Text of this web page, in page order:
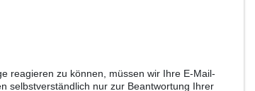
reagieren zu können, müssen wir Ihre E-Mail-
selbstverständlich nur zur Beantwortung Ihrer